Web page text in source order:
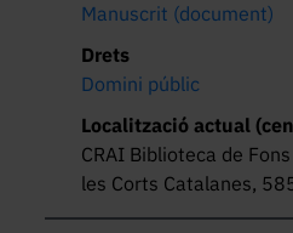
Manuscrit (document)
Drets
Domini públic
Localització actual
CRAI Biblioteca de
les Corts Catalanes,